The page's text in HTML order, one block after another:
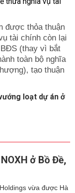
được thỏa thuận
tài chính còn lại
(thay vì bắt
toàn bộ nghĩa
tạo thuận
loạt dự án ở
ở Bồ Đề,
vừa được Hà